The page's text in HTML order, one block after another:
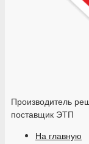
Производитель
поставщик ЭТП
На главную